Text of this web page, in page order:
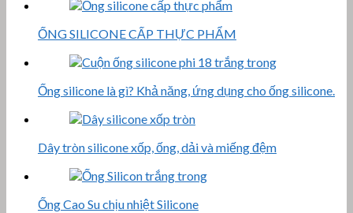
ỐNG SILICONE CẤP THỰC PHẨM
Ống silicone là gì? Khả năng, ứng dụng cho ống silicone.
Dây tròn silicone xốp, ống, dải và miếng đệm
Ống Cao Su chịu nhiệt Silicone